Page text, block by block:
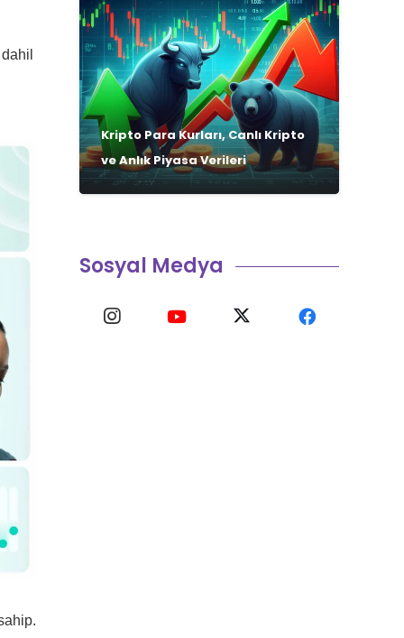
Kripto Para Kurları, Canlı Kripto
ve Anlık Piyasa Verileri
Sosyal Medya